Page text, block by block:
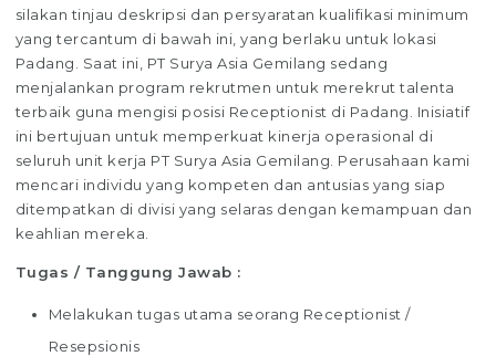
silakan tinjau deskripsi dan persyaratan kualifikasi minimum
yang tercantum di bawah ini, yang berlaku untuk lokasi
Padang. Saat ini, PT Surya Asia Gemilang sedang
menjalankan program rekrutmen untuk merekrut talenta
terbaik guna mengisi posisi Receptionist di Padang. Inisiatif
ini bertujuan untuk memperkuat kinerja operasional di
seluruh unit kerja PT Surya Asia Gemilang. Perusahaan kami
mencari individu yang kompeten dan antusias yang siap
ditempatkan di divisi yang selaras dengan kemampuan dan
keahlian mereka.
Tugas / Tanggung Jawab :
Melakukan tugas utama seorang Receptionist /
Resepsionis